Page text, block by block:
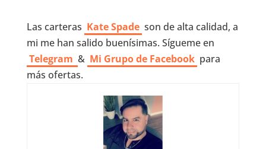
Las carteras Kate Spade son de alta calidad, a
mi me han salido buenísimas. Sígueme en
Telegram & Mi Grupo de Facebook para
más ofertas.